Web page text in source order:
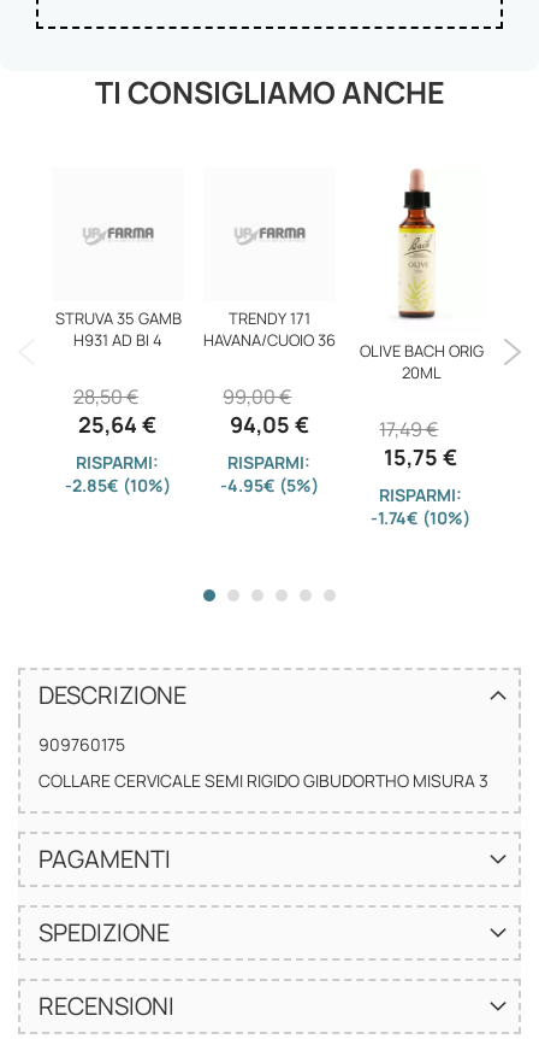
TI CONSIGLIAMO ANCHE
STRUVA 35 GAMB
H931 AD BI 4
25,64 €
28,50 €
RISPARMI:
-2.85€ (10%)
TRENDY 171
HAVANA/CUOIO 36
94,05 €
99,00 €
RISPARMI:
-4.95€ (5%)
OLIVE BACH ORIG
20ML
15,75 €
17,49 €
RISPARMI:
-1.74€ (10%)
DESCRIZIONE
909760175
COLLARE CERVICALE SEMI RIGIDO GIBUDORTHO MISURA 3
PAGAMENTI
SPEDIZIONE
RECENSIONI